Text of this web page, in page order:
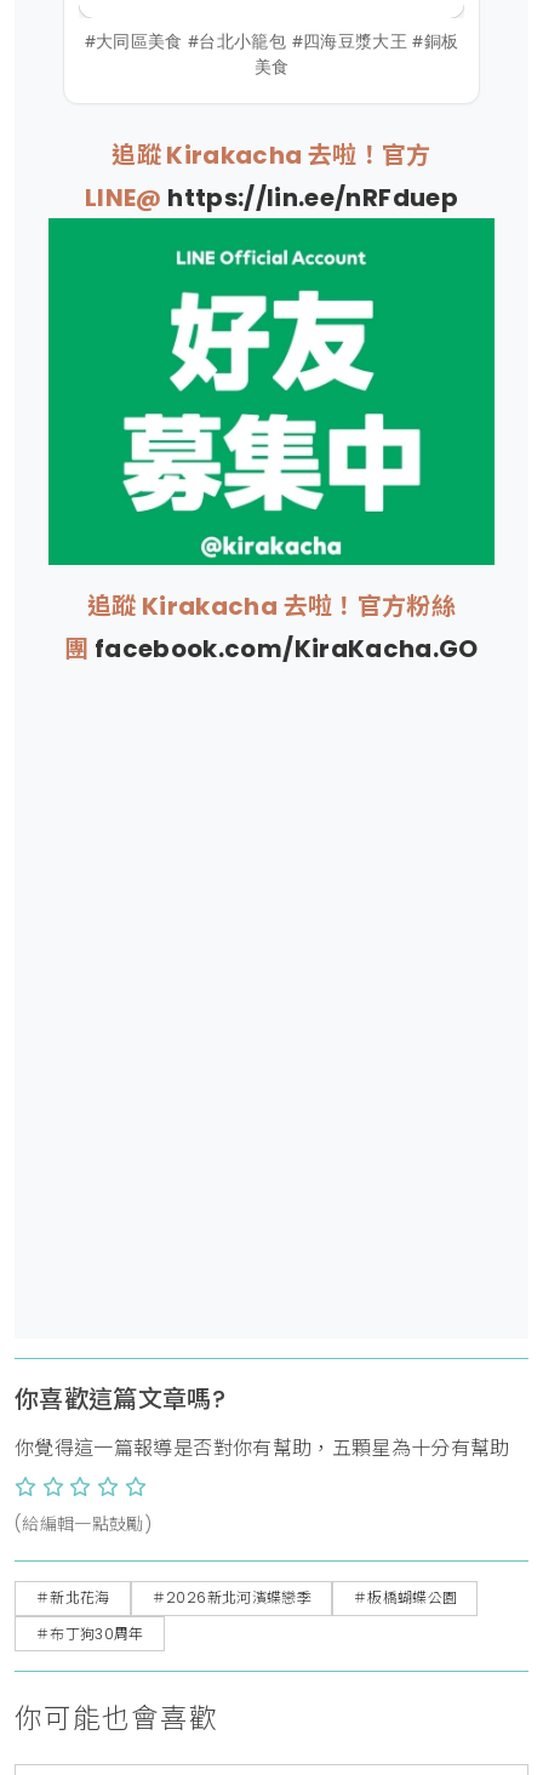
#大同區美食 #台北小籠包 #四海豆漿大王 #銅板
美食
追蹤 Kirakacha 去啦！官方
LINE@ https://lin.ee/nRFduep
追蹤 Kirakacha 去啦！官方粉絲
團 facebook.com/KiraKacha.GO
你喜歡這篇文章嗎?
你覺得這一篇報導是否對你有幫助，五顆星為十分有幫助
(給編輯一點鼓勵)
＃新北花海 ＃2026新北河濱蝶戀季
＃板橋蝴蝶公園
＃布丁狗30周年
你可能也會喜歡